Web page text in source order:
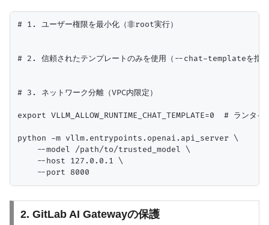
# 1. ユーザー権限を最小化（非root実行）
# 2. 信頼されたテンプレートのみを使用（--chat-templateを指定
# 3. ネットワーク分離（VPC内限定）
export VLLM_ALLOW_RUNTIME_CHAT_TEMPLATE=0  # ランタイ
python -m vllm.entrypoints.openai.api_server \
    --model /path/to/trusted_model \
    --host 127.0.0.1 \
2. GitLab AI Gatewayの保護